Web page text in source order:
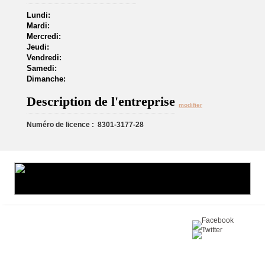
Lundi:
Mardi:
Mercredi:
Jeudi:
Vendredi:
Samedi:
Dimanche:
Description de l'entreprise modifier
Numéro de licence : 8301-3177-28